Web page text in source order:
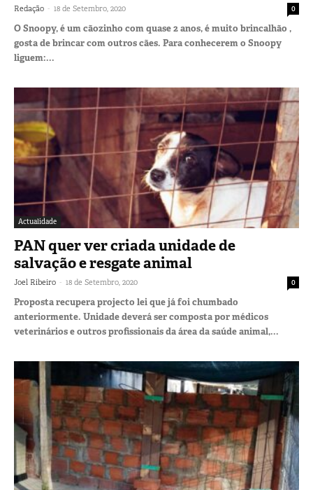
Redação - 18 de Setembro, 2020 0
O Snoopy, é um cãozinho com quase 2 anos, é muito brincalhão ,
gosta de brincar com outros cães. Para conhecerem o Snoopy
liguem:...
Actualidade
PAN quer ver criada unidade de
salvação e resgate animal
Joel Ribeiro - 18 de Setembro, 2020 0
Proposta recupera projecto lei que já foi chumbado
anteriormente. Unidade deverá ser composta por médicos
veterinários e outros profissionais da área da saúde animal,...